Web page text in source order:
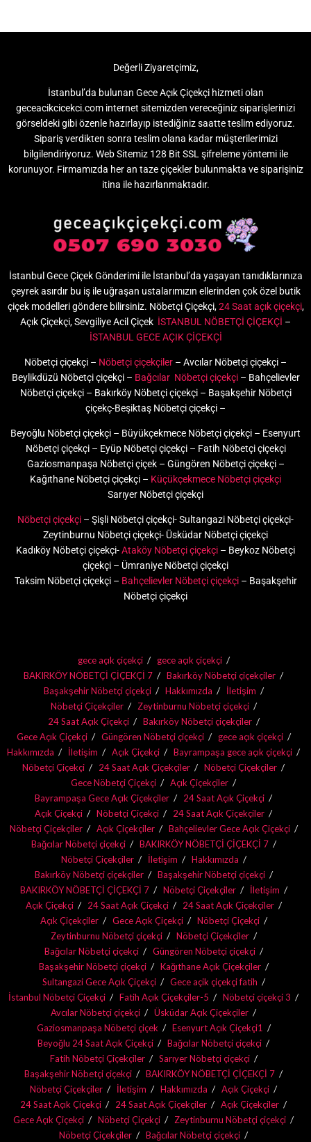
Değerli Ziyaretçimiz,
İstanbul’da bulunan Gece Açık Çiçekçi hizmeti olan
geceacikcicekci.com internet sitemizden vereceğiniz siparişlerinizi
görseldeki gibi özenle hazırlayıp istediğiniz saatte teslim ediyoruz.
Sipariş verdikten sonra teslim olana kadar müşterilerimizi
bilgilendiriyoruz. Web Sitemiz 128 Bit SSL şifreleme yöntemi ile
korunuyor. Firmamızda her an taze çiçekler bulunmakta ve siparişiniz
itina ile hazırlanmaktadır.
İstanbul Gece Çiçek Gönderimi ile İstanbul’da yaşayan tanıdıklarınıza
çeyrek asırdır bu iş ile uğraşan ustalarımızın ellerinden çok özel butik
çiçek modelleri göndere bilirsiniz. Nöbetçi Çiçekçi,24 Saat açık çiçekçi,
Açık Çiçekçi, Sevgiliye Acil Çiçek İSTANBUL NÖBETÇİ ÇİÇEKÇİ –
İSTANBUL GECE AÇIK ÇİÇEKÇİ
Nöbetçi çiçekçi – Nöbetçi çiçekçiler – Avcılar Nöbetçi çiçekçi –
Beylikdüzü Nöbetçi çiçekçi – Bağcılar Nöbetçi çiçekçi– Bahçelievler
Nöbetçi çiçekçi – Bakırköy Nöbetçi çiçekçi – Başakşehir Nöbetçi
çiçekç-Beşiktaş Nöbetçi çiçekçi –
Beyoğlu Nöbetçi çiçekçi – Büyükçekmece Nöbetçi çiçekçi – Esenyurt
Nöbetçi çiçekçi – Eyüp Nöbetçi çiçekçi – Fatih Nöbetçi çiçekçi
Gaziosmanpaşa Nöbetçi çiçek – Güngören Nöbetçi çiçekçi –
Kağıthane Nöbetçi çiçekçi – Küçükçekmece Nöbetçi çiçekçi
Sarıyer Nöbetçi çiçekçi
Nöbetçi çiçekçi – Şişli Nöbetçi çiçekçi- Sultangazi Nöbetçi çiçekçi-
Zeytinburnu Nöbetçi çiçekçi- Üsküdar Nöbetçi çiçekçi
Kadıköy Nöbetçi çiçekçi-Ataköy Nöbetçi çiçekçi – Beykoz Nöbetçi
çiçekçi – Ümraniye Nöbetçi çiçekçi
Taksim Nöbetçi çiçekçi – Bahçelievler Nöbetçi çiçekçi– Başakşehir
Nöbetçi çiçekçi
gece açık çiçekçi
gece açık çiçekçi
BAKIRKÖY NÖBETÇİ ÇİÇEKÇİ 7
Bakırköy Nöbetçi çiçekçiler
Başakşehir Nöbetçi çiçekçi
Hakkımızda
İletişim
Nöbetçi Çiçekçiler
Zeytinburnu Nöbetçi çiçekçi
24 Saat Açık Çiçekçi
Bakırköy Nöbetçi çiçekçiler
Gece Açık Çiçekçi
Güngören Nöbetçi çiçekçi
gece açık çiçekçi
Hakkımızda
İletişim Açık Çiçekçi
Bayrampaşa gece açık çiçekçi
Nöbetçi Çiçekçi
24 Saat Açık Çiçekçiler
Nöbetçi Çiçekçiler
Gece Nöbetçi Çiçekçi
Açık Çiçekçiler
Bayrampaşa Gece Açık Çiçekçiler
24 Saat Açık Çiçekçi
Açık Çiçekçi
Nöbetçi Çiçekçi
24 Saat Açık Çiçekçiler
Nöbetçi Çiçekçiler
Açık Çiçekçiler
Bahçelievler Gece Açık Çiçekçi
Bağcılar Nöbetçi çiçekçi
BAKIRKÖY NÖBETÇİ ÇİÇEKÇİ 7
Nöbetçi Çiçekçiler
İletişim
Hakkımızda
Bakırköy Nöbetçi çiçekçiler
Başakşehir Nöbetçi çiçekçi
BAKIRKÖY NÖBETÇİ ÇİÇEKÇİ 7
Nöbetçi Çiçekçiler
İletişim
Açık Çiçekçi
24 Saat Açık Çiçekçi
24 Saat Açık Çiçekçiler
Açık Çiçekçiler
Gece Açık Çiçekçi
Nöbetçi Çiçekçi
Zeytinburnu Nöbetçi çiçekçi
Nöbetçi Çiçekçiler
Bağcılar Nöbetçi çiçekçi
Güngören Nöbetçi çiçekçi
Başakşehir Nöbetçi çiçekçi
Kağıthane Açık Çiçekçiler
Sultangazi Gece Açık Çiçekçi
Gece açik çiçekçi fatih
İstanbul Nöbetçi Çiçekçi
Fatih Açık Çiçekçiler-5
Nöbetçi çiçekçi 3
Avcılar Nöbetçi çiçekçi
Üsküdar Açık Çiçekçiler
Gaziosmanpaşa Nöbetçi çiçek
Esenyurt Açık Çiçekçi1
Beyoğlu 24 Saat Açık Çiçekçi
Bağcılar Nöbetçi çiçekçi
Fatih Nöbetçi Çiçekçiler
Sarıyer Nöbetçi çiçekçi
Başakşehir Nöbetçi çiçekçi
BAKIRKÖY NÖBETÇİ ÇİÇEKÇİ 7
Nöbetçi Çiçekçiler
İletişim Hakkımızda
Açık Çiçekçi
24 Saat Açık Çiçekçi
24 Saat Açık Çiçekçiler
Açık Çiçekçiler
Gece Açık Çiçekçi
Nöbetçi Çiçekçi
Zeytinburnu Nöbetçi çiçekçi
Nöbetçi Çiçekçiler
Bağcılar Nöbetçi çiçekçi